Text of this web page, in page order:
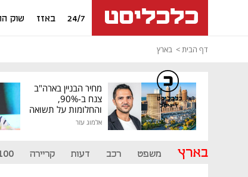
24/7 באזז שוק
דף הבית בארץ
מחיר הבניין בארה"ב
צנח ב-90%,
והחלומות על תשואה
גבוהה התנפצו
אלמוג עזר
בארץ משפט רכב דעות קריירה
כלכליסט
דיגיטל